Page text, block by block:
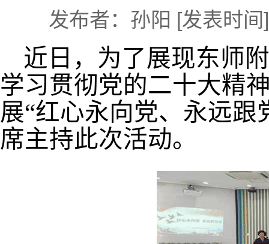
发布者：孙阳 [发表时
近日，为了展现东师
学习贯彻党的二十大精
展“红心永向党、永远
席主持此次活动。